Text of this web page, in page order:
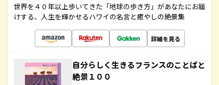
世界を４０年以上歩いてきた「地球の歩き方」があなたにお届
けする、人生を輝かせるハワイの名言と癒やしの絶景集
詳細を見る
自分らしく生きるフランスのことばと
絶景１００